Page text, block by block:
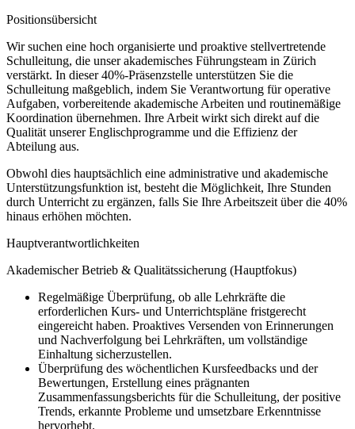
Positionsübersicht
Wir suchen eine hoch organisierte und proaktive stellvertretende
Schulleitung, die unser akademisches Führungsteam in Zürich
verstärkt. In dieser 40%-Präsenzstelle unterstützen Sie die
Schulleitung maßgeblich, indem Sie Verantwortung für operative
Aufgaben, vorbereitende akademische Arbeiten und routinemäßige
Koordination übernehmen. Ihre Arbeit wirkt sich direkt auf die
Qualität unserer Englischprogramme und die Effizienz der
Abteilung aus.
Obwohl dies hauptsächlich eine administrative und akademische
Unterstützungsfunktion ist, besteht die Möglichkeit, Ihre Stunden
durch Unterricht zu ergänzen, falls Sie Ihre Arbeitszeit über die 40%
hinaus erhöhen möchten.
Hauptverantwortlichkeiten
Akademischer Betrieb & Qualitätssicherung (Hauptfokus)
Regelmäßige Überprüfung, ob alle Lehrkräfte die
erforderlichen Kurs- und Unterrichtspläne fristgerecht
eingereicht haben. Proaktives Versenden von Erinnerungen
und Nachverfolgung bei Lehrkräften, um vollständige
Einhaltung sicherzustellen.
Überprüfung des wöchentlichen Kursfeedbacks und der
Bewertungen, Erstellung eines prägnanten
Zusammenfassungsberichts für die Schulleitung, der positive
Trends, erkannte Probleme und umsetzbare Erkenntnisse
hervorhebt.